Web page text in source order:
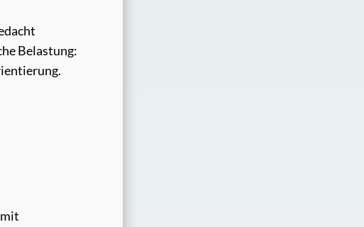
Belastung: